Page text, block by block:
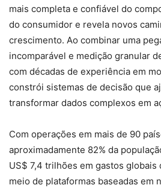
mais completa e confiável do
do consumidor e revela novos
crescimento. Ao combinar uma
incomparável e medição granular
com décadas de experiência em
constrói sistemas de decisão que
transformar dados complexos em
Com operações em mais de 90
aproximadamente 82% da
US$ 7,4 trilhões em gastos
meio de plataformas baseadas em